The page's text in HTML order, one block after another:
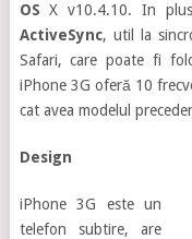
OS X v10.4.10. In
ActiveSync, util la
Safari, care poate fi
iPhone 3G oferă 10
cat avea modelul
Design
iPhone 3G este un
telefon subtire, are